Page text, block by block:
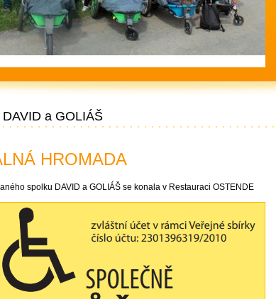
DAVID a GOLIÁŠ
HROMADA
spolku DAVID a GOLIÁŠ se konala v Restauraci OSTENDE